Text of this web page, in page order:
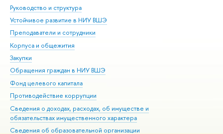
Руководство и структура
Устойчивое развитие в НИУ ВШЭ
Преподаватели и сотрудники
Корпуса и общежития
Закупки
Обращения граждан в НИУ ВШЭ
Фонд целевого капитала
Противодействие коррупции
Сведения о доходах, расходах, об имуществе и
обязательствах имущественного характера
Сведения об образовательной организации